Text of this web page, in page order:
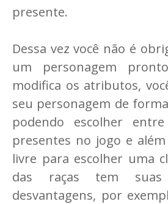
presente.
Dessa vez você não é
um personagem
modifica os atributos,
seu personagem de
podendo escolher
presentes no jogo e
livre para escolher uma
das raças tem suas
desvantagens, por